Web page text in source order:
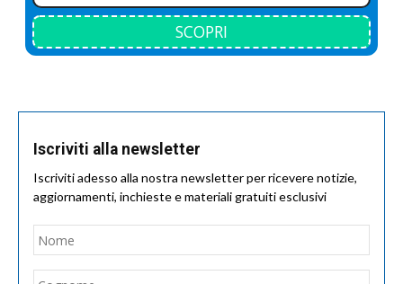
SCOPRI
Iscriviti alla newsletter
Iscriviti adesso alla nostra newsletter per ricevere notizie,
aggiornamenti, inchieste e materiali gratuiti esclusivi
Nome